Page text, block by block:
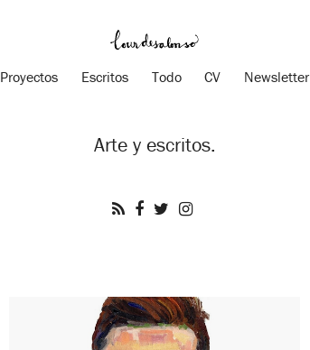
Proyectos Escritos Todo CV Newsletter
Arte y escritos.